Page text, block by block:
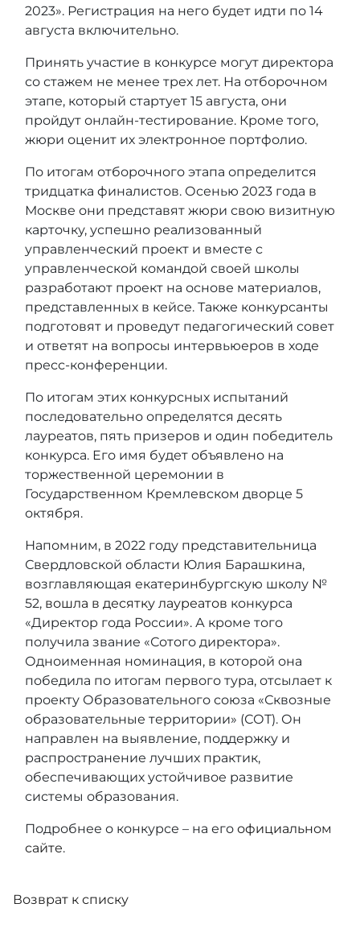
2023». Регистрация на него будет идти по 14
августа включительно.
Принять участие в конкурсе могут директора
со стажем не менее трех лет. На отборочном
этапе, который стартует 15 августа, они
пройдут онлайн-тестирование. Кроме того,
жюри оценит их электронное портфолио.
По итогам отборочного этапа определится
тридцатка финалистов. Осенью 2023 года в
Москве они представят жюри свою визитную
карточку, успешно реализованный
управленческий проект и вместе с
управленческой командой своей школы
разработают проект на основе материалов,
представленных в кейсе. Также конкурсанты
подготовят и проведут педагогический совет
и ответят на вопросы интервьюеров в ходе
пресс-конференции.
По итогам этих конкурсных испытаний
последовательно определятся десять
лауреатов, пять призеров и один победитель
конкурса. Его имя будет объявлено на
торжественной церемонии в
Государственном Кремлевском дворце 5
октября.
Напомним, в 2022 году представительница
Свердловской области Юлия Барашкина,
возглавляющая екатеринбургскую школу №
52, вошла в десятку лауреатов конкурса
«Директор года России». А кроме того
получила звание «Сотого директора».
Одноименная номинация, в которой она
победила по итогам первого тура, отсылает к
проекту Образовательного союза «Сквозные
образовательные территории» (СОТ). Он
направлен на выявление, поддержку и
распространение лучших практик,
обеспечивающих устойчивое развитие
системы образования.
Подробнее о конкурсе – на его официальном
сайте.
Возврат к списку